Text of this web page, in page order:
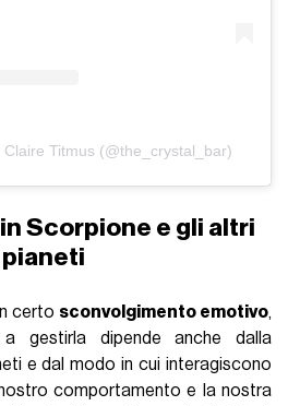
Titmus (@the_crystal_bar)
in Scorpione e gli altri
pianeti
certo sconvolgimento emotivo,
gestirla dipende anche dalla
e dal modo in cui interagiscono
comportamento e la nostra